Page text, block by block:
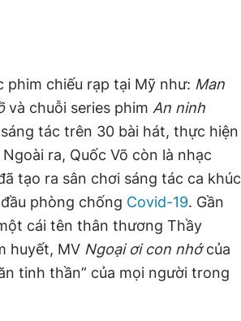
phim chiếu rạp tại Mỹ như: Man
và chuỗi series phim An ninh
tác trên 30 bài hát, thực hiện
ra, Quốc Võ còn là nhạc
tạo ra sân chơi sáng tác ca khúc
phòng chống Covid-19. Gần
cái tên thân thương Thầy
huyết, MV Ngoại ơi con nhớcủa
tinh thần” của mọi người trong